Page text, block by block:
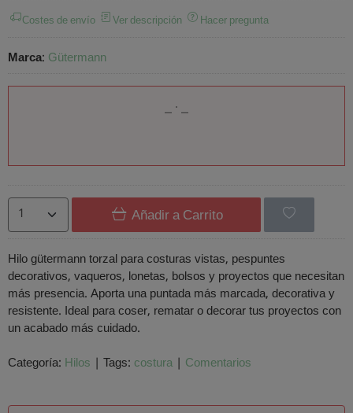
Costes de envío Ver descripción Hacer pregunta
Marca: Gütermann
Añadir a Carrito
Hilo gütermann torzal para costuras vistas, pespuntes
decorativos, vaqueros, lonetas, bolsos y proyectos que necesitan
más presencia. Aporta una puntada más marcada, decorativa y
resistente. Ideal para coser, rematar o decorar tus proyectos con
un acabado más cuidado.
Categoría: Hilos | Tags: costura | Comentarios